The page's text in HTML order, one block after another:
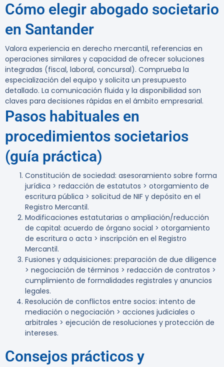
Cómo elegir abogado societario
en Santander
Valora experiencia en derecho mercantil, referencias en
operaciones similares y capacidad de ofrecer soluciones
integradas (fiscal, laboral, concursal). Comprueba la
especialización del equipo y solicita un presupuesto
detallado. La comunicación fluida y la disponibilidad son
claves para decisiones rápidas en el ámbito empresarial.
Pasos habituales en
procedimientos societarios
(guía práctica)
Constitución de sociedad: asesoramiento sobre forma
jurídica > redacción de estatutos > otorgamiento de
escritura pública > solicitud de NIF y depósito en el
Registro Mercantil.
Modificaciones estatutarias o ampliación/reducción
de capital: acuerdo de órgano social > otorgamiento
de escritura o acta > inscripción en el Registro
Mercantil.
Fusiones y adquisiciones: preparación de due diligence
> negociación de términos > redacción de contratos >
cumplimiento de formalidades registrales y anuncios
legales.
Resolución de conflictos entre socios: intento de
mediación o negociación > acciones judiciales o
arbitrales > ejecución de resoluciones y protección de
intereses.
Consejos prácticos y